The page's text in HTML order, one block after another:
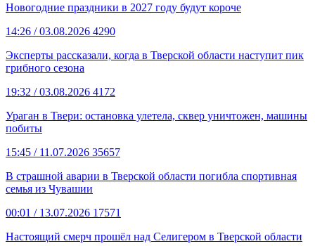
Новогодние праздники в 2027 году будут короче
14:26 / 03.08.2026 4290
Эксперты рассказали, когда в Тверской области наступит пик
грибного сезона
19:32 / 03.08.2026 4172
Ураган в Твери: остановка улетела, сквер уничтожен, машины
побиты
15:45 / 11.07.2026 35657
В страшной аварии в Тверской области погибла спортивная
семья из Чувашии
00:01 / 13.07.2026 17571
Настоящий смерч прошёл над Селигером в Тверской области